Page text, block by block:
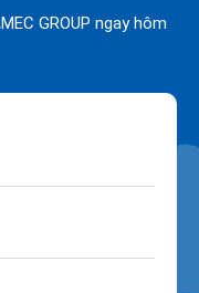
GROUP ngay hôm